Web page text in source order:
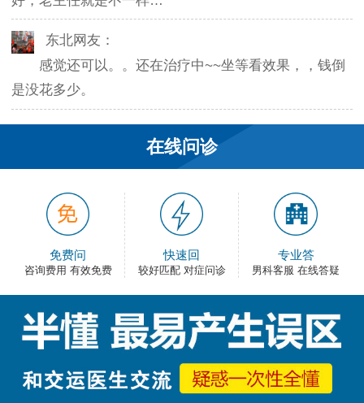
东北网友：
感觉还可以。。还在治疗中~~坐等看效果，，钱倒
是没花多少。
韦之风：
老医生就是好，不像某些医院的医生，脾气大死
了…
和平网友：
护士都很不错，服务好热情，看病很舒心。
卡佛：
了，出血不多，还不错。
很满意，有检查报告单，也不用重新检查了，关键
在线问诊
免费问
咨询费用 有效免费
快速回
较好匹配 对症问诊
专业答
男科客服 在线答疑